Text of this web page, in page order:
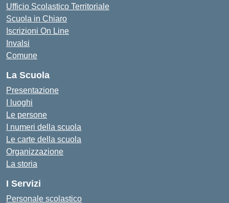
Ufficio Scolastico Territoriale
Scuola in Chiaro
Iscrizioni On Line
Invalsi
Comune
La Scuola
Presentazione
I luoghi
Le persone
I numeri della scuola
Le carte della scuola
Organizzazione
La storia
I Servizi
Personale scolastico